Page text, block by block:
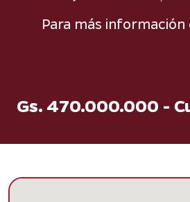
Para más
Gs. 470.000.000 -